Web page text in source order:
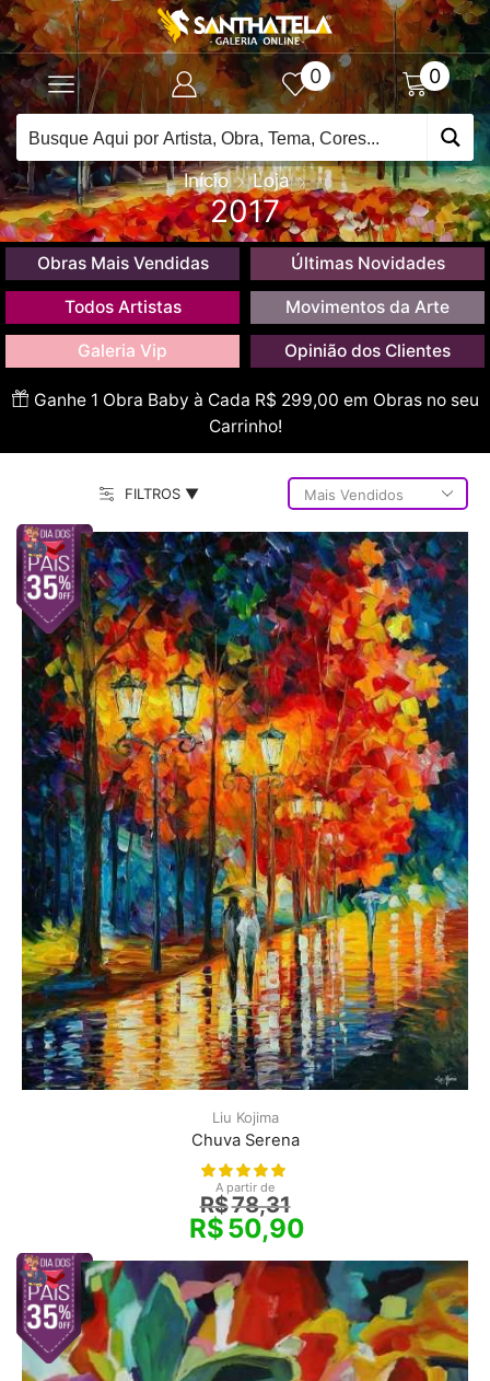
0 0
Início Loja
2017
Obras Mais Vendidas Últimas Novidades
Todos Artistas Movimentos da Arte
Galeria Vip Opinião dos Clientes
Ganhe 1 Obra Baby à Cada R$ 299,00 em Obras no seu
Carrinho!
FILTROS ▼
Liu Kojima
Chuva Serena
A partir de
R$78,31
R$50,90